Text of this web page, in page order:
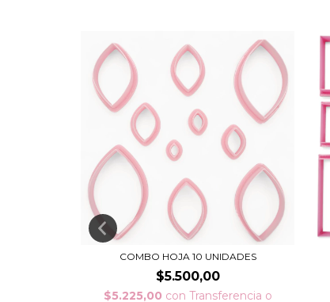
COMBO HOJA 10 UNIDADES
$5.500,00
$5.225,00 con Transferencia o